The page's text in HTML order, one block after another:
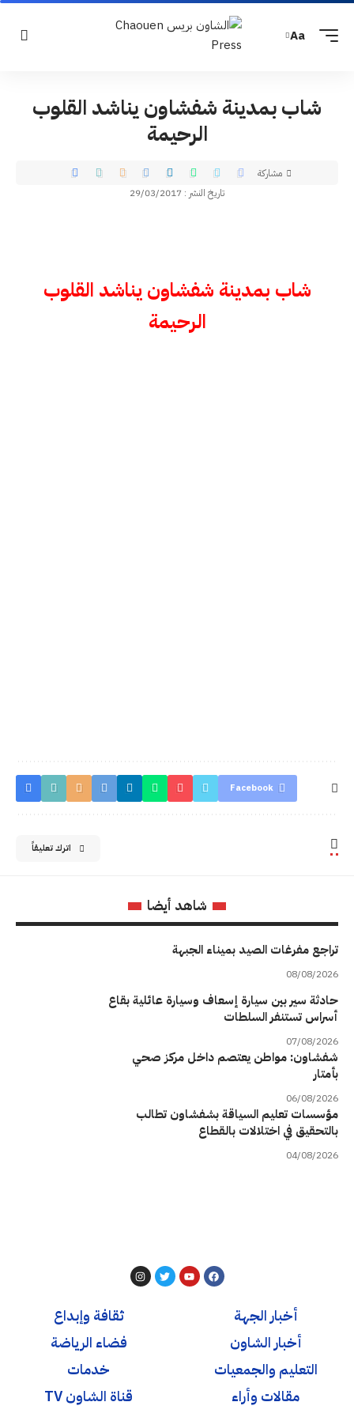
Aa
شاب بمدينة شفشاون يناشد القلوب
الرحيمة
تاريخ النشر : 29/03/2017
مشاركة
شاب بمدينة شفشاون يناشد القلوب
الرحيمة
Facebook
اترك تعليقاً
شاهد أيضا
تراجع مفرغات الصيد بميناء الجبهة
08/08/2026
حادثة سير بين سيارة إسعاف وسيارة عائلية بقاع
أسراس تستنفر السلطات
07/08/2026
شفشاون: مواطن يعتصم داخل مركز صحي
بأمتار
06/08/2026
مؤسسات تعليم السياقة بشفشاون تطالب
بالتحقيق في اختلالات بالقطاع
04/08/2026
أخبار الجهة
أخبار الشاون
التعليم والجمعيات
مقالات وأراء
ثقافة وإبداع
فضاء الرياضة
خدمات
قناة الشاون TV